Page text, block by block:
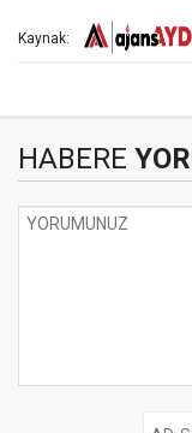
Kaynak:
HABERE